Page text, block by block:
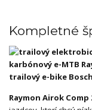
Kompletné
Raymon Airok Comp